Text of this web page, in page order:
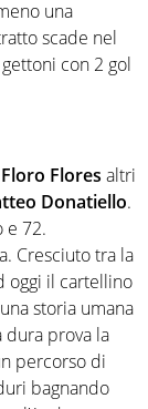
una
scade nel
con 2 gol
Floro Flores altri
Donatiello.
e 72.
Cresciuto tra la
oggi il cartellino
storia umana
dura prova la
percorso di
bagnando